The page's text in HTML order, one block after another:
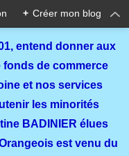
+ Créer mon blog
entend donner aux
de commerce
et nos services
les minorités
BADINIER élues
est venu du